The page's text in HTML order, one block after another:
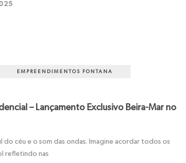
EMPREENDIMENTOS FONTANA
– Lançamento Exclusivo Beira-Mar no
do céu e o som das ondas. Imagine acordar todos os
refletindo nas